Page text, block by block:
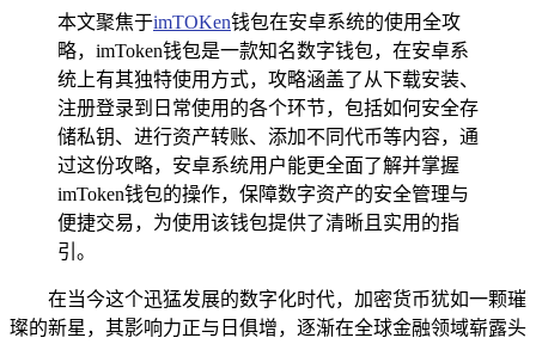
本文聚焦于imTOKen钱包在安卓系统的使用全攻
略，imToken钱包是一款知名数字钱包，在安卓系
统上有其独特使用方式，攻略涵盖了从下载安装、
注册登录到日常使用的各个环节，包括如何安全存
储私钥、进行资产转账、添加不同代币等内容，通
过这份攻略，安卓系统用户能更全面了解并掌握
imToken钱包的操作，保障数字资产的安全管理与
便捷交易，为使用该钱包提供了清晰且实用的指
引。
在当今这个迅猛发展的数字化时代，加密货币犹如一颗璀
璨的新星，其影响力正与日俱增，逐渐在全球金融领域崭露头